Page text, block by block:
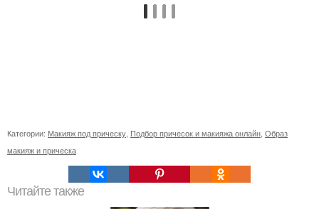
Категории: Макияж под прическу Подбор причесок и макияжа онлайн Образ
макияж и прическа
Читайте также